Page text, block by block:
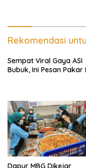
Rekomendasi
Sempat Viral Gaya ASI
Bubuk, Ini Pesan Pakar
Dapur MBG Dikejar